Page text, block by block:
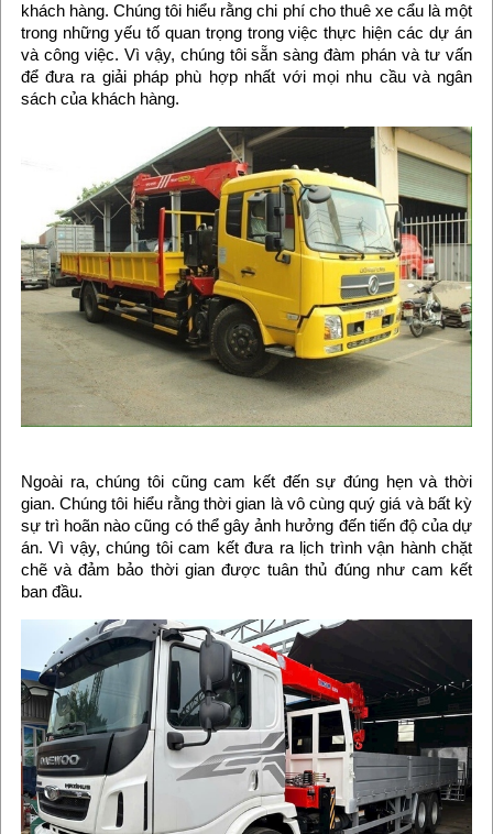
khách hàng. Chúng tôi hiểu rằng chi phí cho thuê xe cẩu là một
trong những yếu tố quan trọng trong việc thực hiện các dự án
và công việc. Vì vậy, chúng tôi sẵn sàng đàm phán và tư vấn
để đưa ra giải pháp phù hợp nhất với mọi nhu cầu và ngân
sách của khách hàng.
Ngoài ra, chúng tôi cũng cam kết đến sự đúng hẹn và thời
gian. Chúng tôi hiểu rằng thời gian là vô cùng quý giá và bất kỳ
sự trì hoãn nào cũng có thể gây ảnh hưởng đến tiến độ của dự
án. Vì vậy, chúng tôi cam kết đưa ra lịch trình vận hành chặt
chẽ và đảm bảo thời gian được tuân thủ đúng như cam kết
ban đầu.